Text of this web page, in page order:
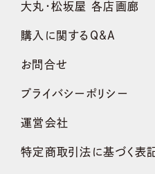
大丸・松坂屋 各店画廊
購入に関するQ&A
お問合せ
プライバシーポリシー
運営会社
特定商取引法に基づく表